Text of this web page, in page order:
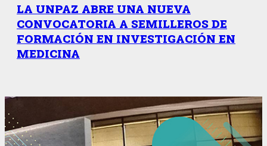
LA UNPAZ ABRE UNA NUEVA
CONVOCATORIA A SEMILLEROS DE
FORMACIÓN EN INVESTIGACIÓN EN
MEDICINA